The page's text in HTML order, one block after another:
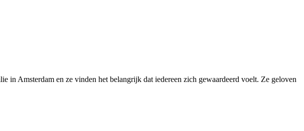
in Amsterdam en ze vinden het belangrijk dat iedereen zich gewaardeerd voelt. Ze geloven